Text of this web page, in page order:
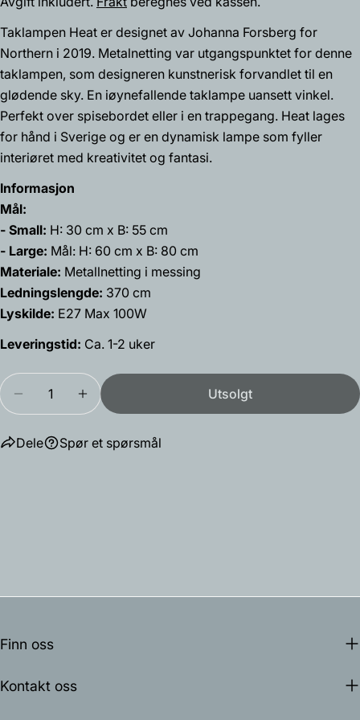
Taklampen Heat er designet av Johanna Forsberg for
Northern i 2019. Metalnetting var utgangspunktet for denne
taklampen, som designeren kunstnerisk forvandlet til en
glødende sky. En iøynefallende taklampe uansett vinkel.
Perfekt over spisebordet eller i en trappegang. Heat lages
for hånd i Sverige og er en dynamisk lampe som fyller
interiøret med kreativitet og fantasi.
Informasjon
Mål:
- Small: H: 30 cm x B: 55 cm
- Large: Mål: H: 60 cm x B: 80 cm
Materiale: Metallnetting i messing
Ledningslengde: 370 cm
Lyskilde: E27 Max 100W
Leveringstid: Ca. 1-2 uker
Mengde
Reduser antallet for Heat Large
Øk antallet for Heat Large
Utsolgt
Dele
Del dette produktet
Dele
på
Facebook
på
X
på
Pinterest
Spør et spørsmål
Spør et spørsmål
ditt
Din
epost
Din
Feltene merket med * er obligatoriske.
Send spørsmål
Finn oss
Kontakt oss